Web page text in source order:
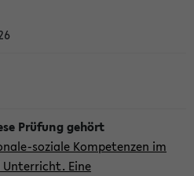
soziale Kompetenzen im
Unterricht. Eine